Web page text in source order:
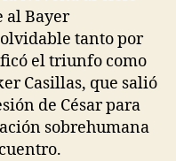
al Bayer
tanto por
el triunfo como
Casillas, que salió
de César para
sobrehumana